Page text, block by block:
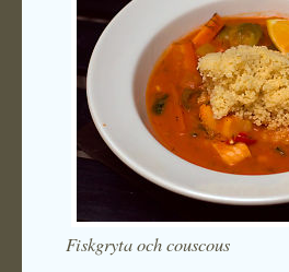
Fiskgryta och couscous